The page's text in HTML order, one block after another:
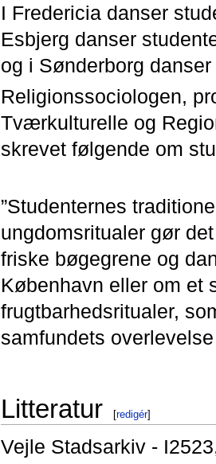
I Fredericia danser
Esbjerg danser
og i Sønderborg
Religionssociologen,
Tværkulturelle og
skrevet følgende om
”Studenternes
ungdomsritualer gør
friske bøgegrene og
København eller om et
frugtbarhedsritualer,
samfundets
Litteratur [redigér]
Vejle Stadsarkiv -